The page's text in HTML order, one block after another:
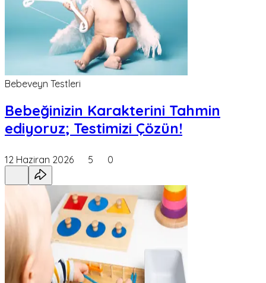
Bebeveyn Testleri
Bebeğinizin Karakterini Tahmin
ediyoruz; Testimizi Çözün!
12 Haziran 2026 5 0